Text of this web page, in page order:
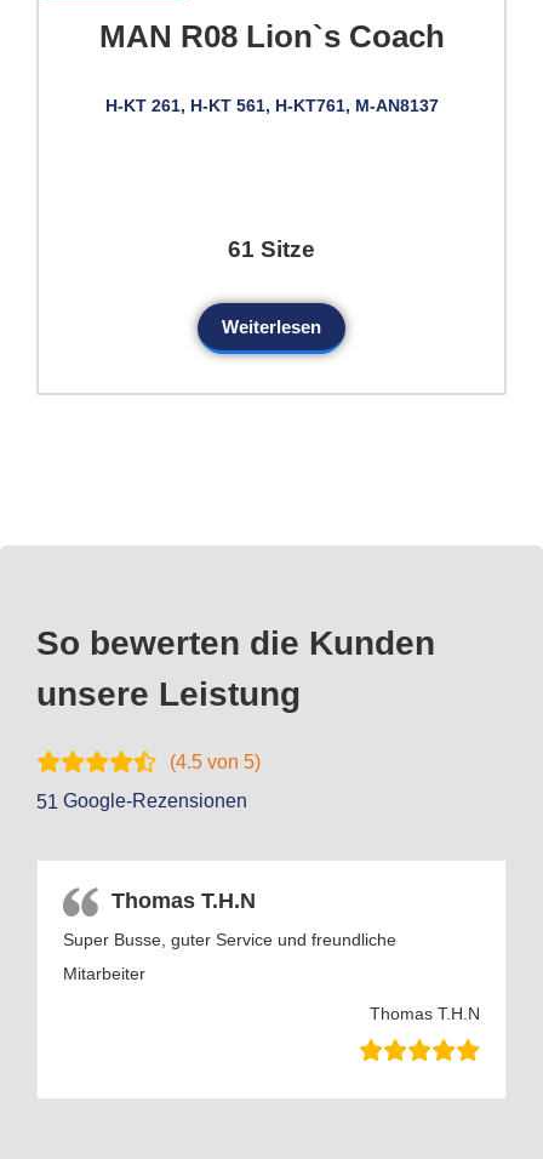
MAN R08 Lion`s Coach
H-KT 261, H-KT 561, H-KT761, M-AN8137
61 Sitze
Weiterlesen
So bewerten die Kunden
unsere Leistung
(4.5 von 5)
51 Google-Rezensionen
Thomas T.H.N
Super Busse, guter Service und freundliche
Mitarbeiter
Thomas T.H.N